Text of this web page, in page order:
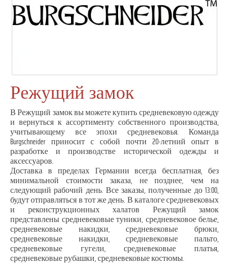
Режущий замок
В Режущий замок вы можете купить средневековую одежду
и вернуться к ассортименту собственного производства,
учитывающему все эпохи средневековья. Команда
Burgschneider приносит с собой почти 20-летний опыт в
разработке и производстве исторической одежды и
аксессуаров.
Доставка в пределах Германии всегда бесплатная, без
минимальной стоимости заказа, не позднее, чем на
следующий рабочий день. Все заказы, полученные до 13:00,
будут отправляться в тот же день. В каталоге средневековых
и реконструкционных халатов Режущий замок
представлены средневековые туники, средневековое белье,
средневековые накидки, средневековые брюки,
средневековые накидки, средневековые пальто,
средневековые гугели, средневековые платья,
средневековые рубашки, средневековые костюмы.